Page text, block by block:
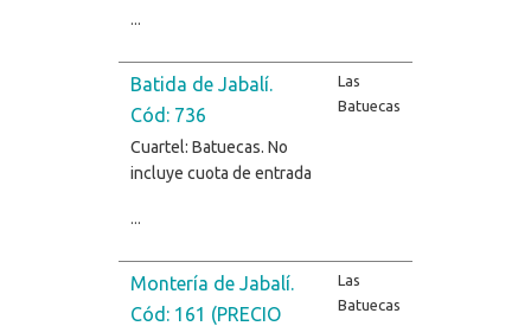
Batida de Jabalí.
Cód: 736
Cuartel: Batuecas. No
incluye cuota de entrada
Las
Batuecas
Montería de Jabalí.
Cód: 161 (PRECIO
Las
Batuecas